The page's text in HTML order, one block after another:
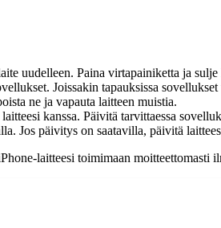
uudelleen. Paina virtapainiketta ja
Joissakin tapauksissa
ne ja vapauta laitteen muistia.
kanssa. Päivitä tarvittaessa
Jos päivitys on saatavilla, päivitä
laitteesi toimimaan moitteettomasti